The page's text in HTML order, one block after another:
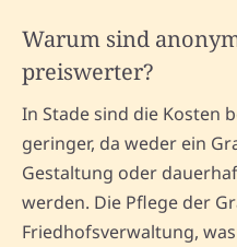
Warum sind
preiswerter?
In Stade sind die Kosten
geringer, da weder ein
Gestaltung oder
werden. Die Pflege der
Friedhofsverwaltung,